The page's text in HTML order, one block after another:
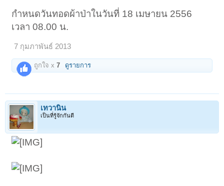
กำหนดวันทอดผ้าป่าในวันที่ 18 เมษายน 2556
เวลา 08.00 น.
7 กุมภาพันธ์ 2013
ถูกใจ x7 ดูรายการ
เทวานิน
เป็นที่รู้จักกันดี